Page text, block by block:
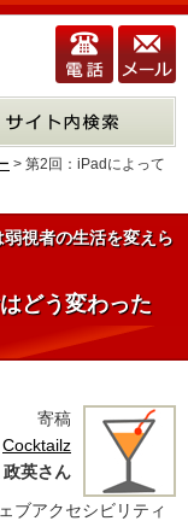
> 第2回：iPadによって
視者の生活を変えら
どう変わった
寄稿
Cocktailz
英さん
ブアクセシビリティ